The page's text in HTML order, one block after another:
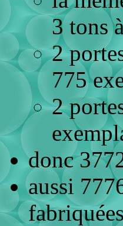
3 tons
2
775
2
donc
aussi